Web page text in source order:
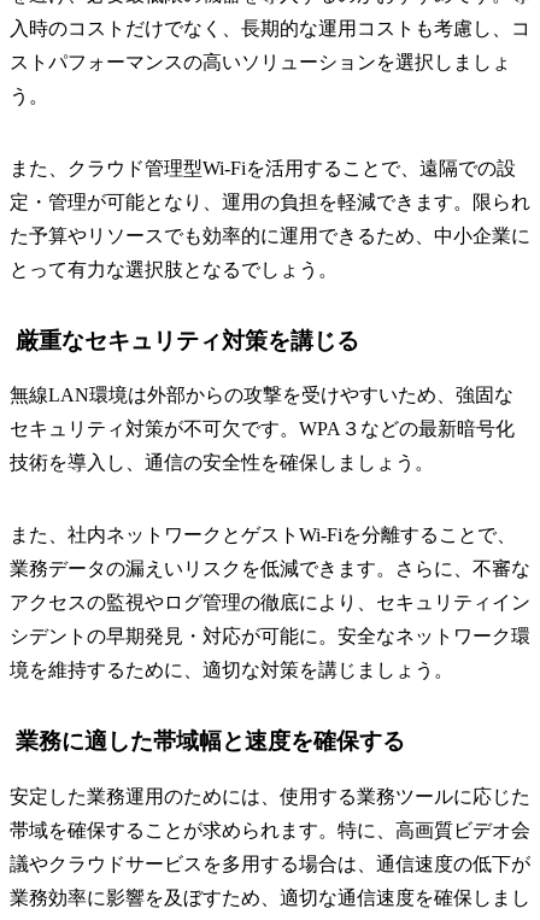
入時のコストだけでなく、長期的な運用コストも考慮し、コ
ストパフォーマンスの高いソリューションを選択しましょ
う。
また、クラウド管理型Wi-Fiを活用することで、遠隔での設
定・管理が可能となり、運用の負担を軽減できます。限られ
た予算やリソースでも効率的に運用できるため、中小企業に
とって有力な選択肢となるでしょう。
厳重なセキュリティ対策を講じる
無線LAN環境は外部からの攻撃を受けやすいため、強固な
セキュリティ対策が不可欠です。WPA３などの最新暗号化
技術を導入し、通信の安全性を確保しましょう。
また、社内ネットワークとゲストWi-Fiを分離することで、
業務データの漏えいリスクを低減できます。さらに、不審な
アクセスの監視やログ管理の徹底により、セキュリティイン
シデントの早期発見・対応が可能に。安全なネットワーク環
境を維持するために、適切な対策を講じましょう。
業務に適した帯域幅と速度を確保する
安定した業務運用のためには、使用する業務ツールに応じた
帯域を確保することが求められます。特に、高画質ビデオ会
議やクラウドサービスを多用する場合は、通信速度の低下が
業務効率に影響を及ぼすため、適切な通信速度を確保しまし